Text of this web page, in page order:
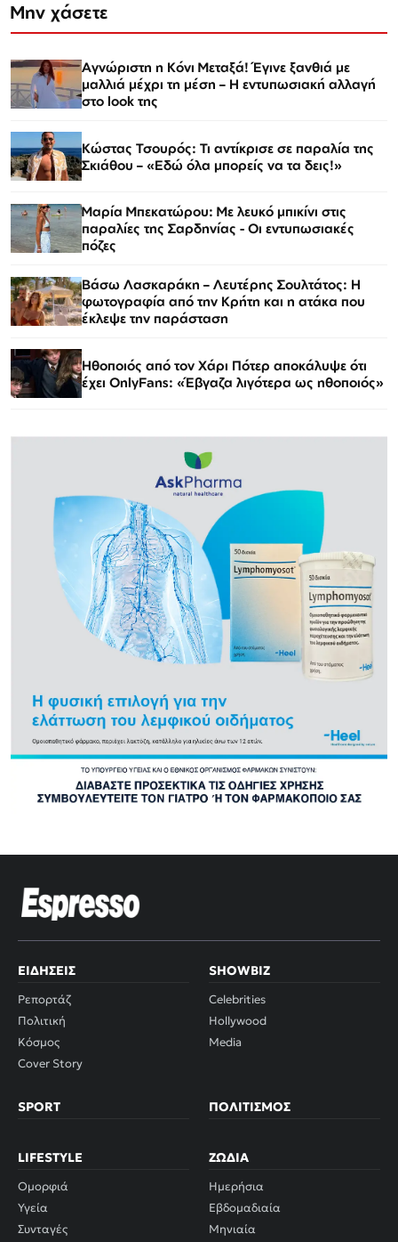
Μην χάσετε
Αγνώριστη η Κόνι Μεταξά! Έγινε ξανθιά με
μαλλιά μέχρι τη μέση – Η εντυπωσιακή αλλαγή
στο look της
Κώστας Τσουρός: Τι αντίκρισε σε παραλία της
Σκιάθου – «Εδώ όλα μπορείς να τα δεις!»
Μαρία Μπεκατώρου: Με λευκό μπικίνι στις
παραλίες της Σαρδηνίας - Οι εντυπωσιακές
πόζες
Βάσω Λασκαράκη – Λευτέρης Σουλτάτος: Η
φωτογραφία από την Κρήτη και η ατάκα που
έκλεψε την παράσταση
Ηθοποιός από τον Χάρι Πότερ αποκάλυψε ότι
έχει OnlyFans: «Έβγαζα λιγότερα ως ηθοποιός»
ΕΙΔΉΣΕΙΣ
Ρεπορτάζ
Πολιτική
Κόσμος
Cover Story
SHOWBIZ
Celebrities
Hollywood
Media
SPORT ΠΟΛΙΤΙΣΜΌΣ
LIFESTYLE
Ομορφιά
Υγεία
Συνταγές
ΖΏΔΙΑ
Ημερήσια
Εβδομαδιαία
Μηνιαία